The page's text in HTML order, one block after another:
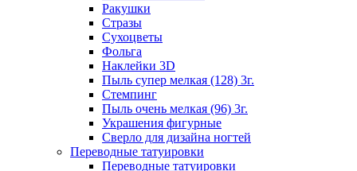
Ракушки
Стразы
Сухоцветы
Фольга
Наклейки 3D
Пыль супер мелкая (128) 3г.
Стемпинг
Пыль очень мелкая (96) 3г.
Украшения фигурные
Сверло для дизайна ногтей
Переводные татуировки
Переводные татуировки